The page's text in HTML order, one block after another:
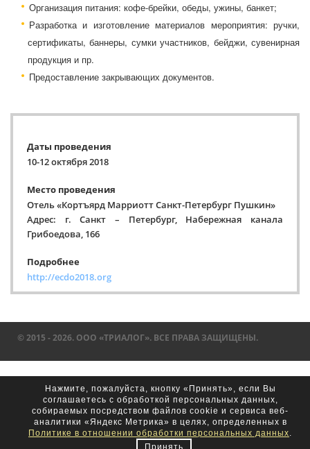
Организация питания: кофе-брейки, обеды, ужины, банкет;
Разработка и изготовление материалов мероприятия: ручки,
сертификаты, баннеры, сумки участников, бейджи, сувенирная
продукция и пр.
Предоставление закрывающих документов.
Даты проведения
10-12 октября 2018
Место проведения
Отель «Кортъярд Марриотт Санкт-Петербург Пушкин»
Адрес: г. Санкт – Петербург, Набережная канала
Грибоедова, 166
Подробнее
http://ecdo2018.org
© 2015 - 2026. ООО «ТРИАЛОГ». ВСЕ ПРАВА ЗАЩИЩЕНЫ.
Нажмите, пожалуйста, кнопку «Принять», если Вы
соглашаетесь с обработкой персональных данных,
собираемых посредством файлов cookie и сервиса веб-
аналитики «Яндекс Метрика» в целях, определенных в
Политике в отношении обработки персональных данных.
Принять